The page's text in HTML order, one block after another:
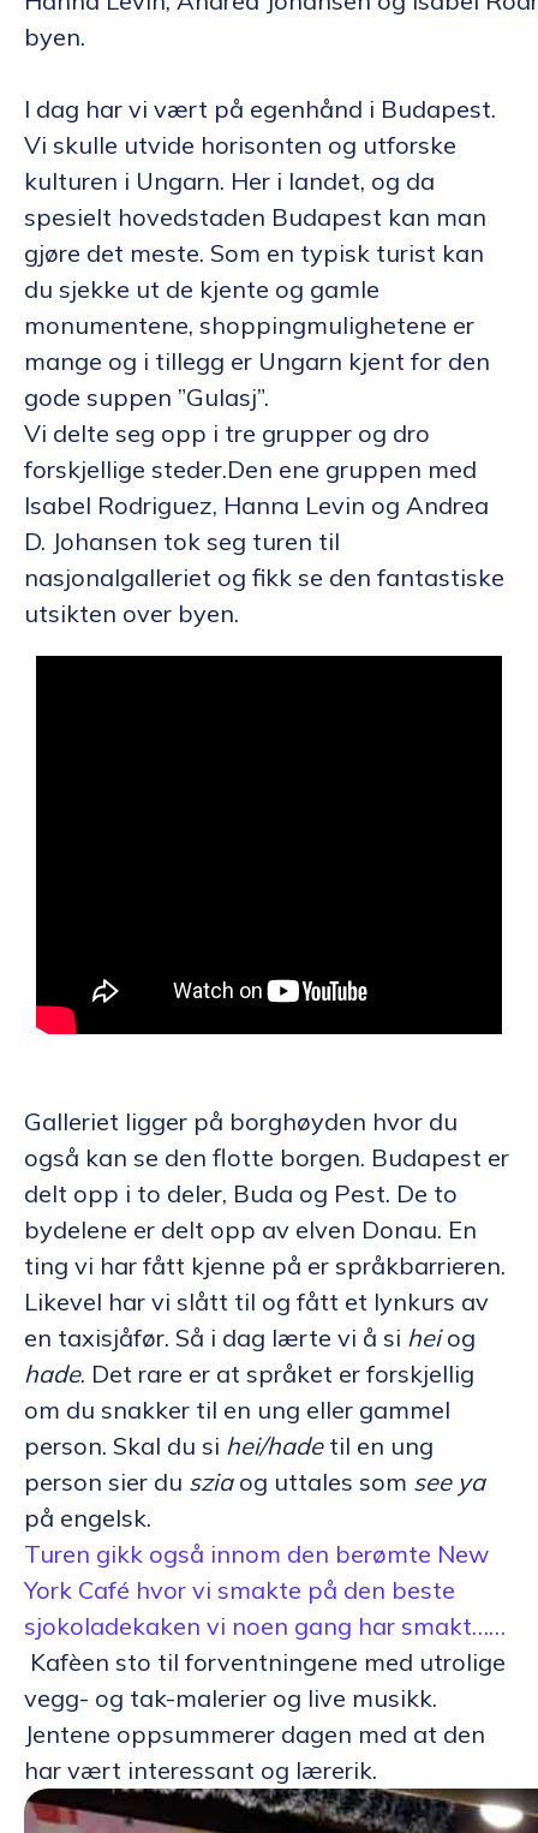
byen.
I dag har vi vært på egenhånd i Budapest.
Vi skulle utvide horisonten og utforske
kulturen i Ungarn. Her i landet, og da
spesielt hovedstaden Budapest kan man
gjøre det meste. Som en typisk turist kan
du sjekke ut de kjente og gamle
monumentene, shoppingmulighetene er
mange og i tillegg er Ungarn kjent for den
gode suppen ”Gulasj”.
Vi delte seg opp i tre grupper og dro
forskjellige steder.Den ene gruppen med
Isabel Rodriguez, Hanna Levin og Andrea
D. Johansen tok seg turen til
nasjonalgalleriet og fikk se den fantastiske
utsikten over byen.
Galleriet ligger på borghøyden hvor du
også kan se den flotte borgen. Budapest er
delt opp i to deler, Buda og Pest. De to
bydelene er delt opp av elven Donau. En
ting vi har fått kjenne på er språkbarrieren.
Likevel har vi slått til og fått et lynkurs av
en taxisjåfør. Så i dag lærte vi å si heiog
hade. Det rare er at språket er forskjellig
om du snakker til en ung eller gammel
person. Skal du si hei/hadetil en ung
person sier du szia og uttales som see ya
på engelsk.
Turen gikk også innom den berømte New
York Café hvor vi smakte på den beste
sjokoladekaken vi noen gang har smakt……
Kafèen sto til forventningene med utrolige
vegg- og tak-malerier og live musikk.
Jentene oppsummerer dagen med at den
har vært interessant og lærerik.